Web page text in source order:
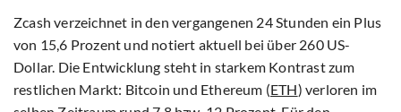
Zcash verzeichnet in den vergangenen 24 Stunden ein Plus
von 15,6 Prozent und notiert aktuell bei über 260 US-
Dollar. Die Entwicklung steht in starkem Kontrast zum
restlichen Markt: Bitcoin und Ethereum (ETH) verloren im